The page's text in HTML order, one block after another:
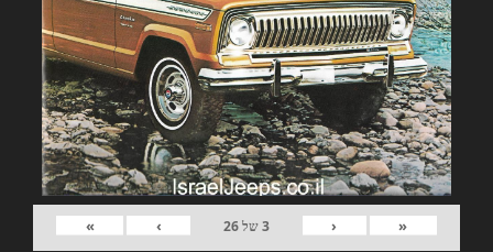
«
‹
3של26
›
»